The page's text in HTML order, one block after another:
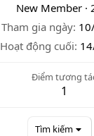
New Member ·
Tham gia ngày
Hoạt động cuối
Điểm tương
1
Tìm kiếm